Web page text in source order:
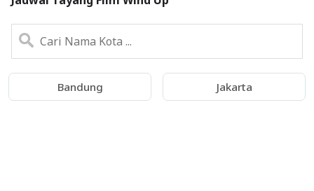
Bandung Jakarta